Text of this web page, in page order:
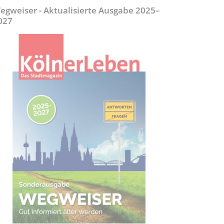
- Aktualisierte Ausgabe 2025–